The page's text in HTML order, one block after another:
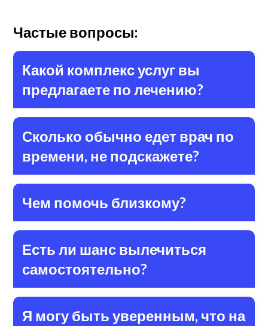
Частые вопросы:
Какой комплекс услуг вы
предлагаете по лечению?
Сколько обычно едет врач по
времени, не подскажете?
Чем помочь близкому?
Есть ли шанс вылечиться
самостоятельно?
Я могу быть уверенным, что на